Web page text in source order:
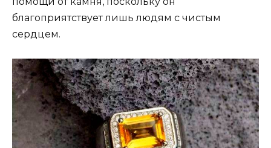
благоприятствует лишь людям с чистым
сердцем.